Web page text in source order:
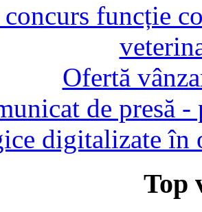
funcție
Ofertă
de presă
digitalizate în
Top